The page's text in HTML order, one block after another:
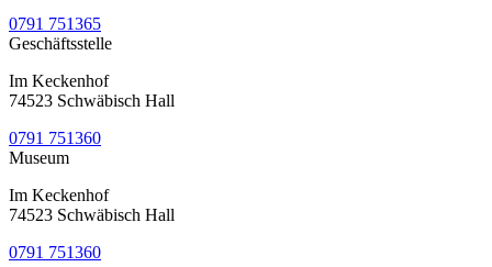
0791 751365
Geschäftsstelle
Im Keckenhof
74523 Schwäbisch Hall
0791 751360
Museum
Im Keckenhof
74523 Schwäbisch Hall
0791 751360